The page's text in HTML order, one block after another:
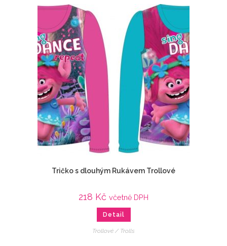
Tričko s dlouhým Rukávem Trollové
218 Kč včetně DPH
Detail
Trollové / Trolls